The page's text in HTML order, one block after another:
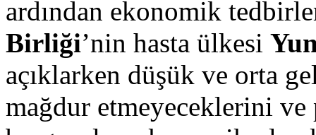
ardından ekonomik
Birliği’nin hasta ülkesi
açıklarken düşük ve orta
mağdur etmeyeceklerini ve